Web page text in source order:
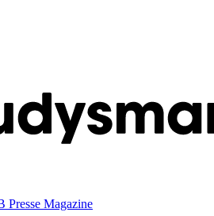
Presse Magazine